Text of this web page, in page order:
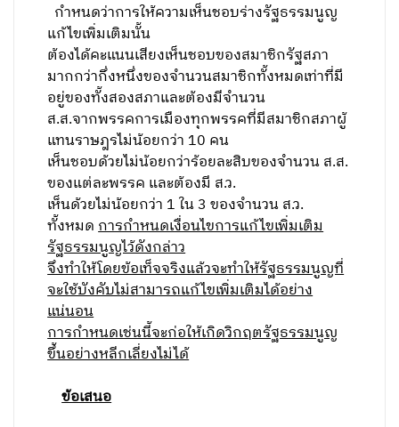
กำหนดว่าการให้ความเห็นชอบร่างรัฐธรรมนูญ
แก้ไขเพิ่มเติมนั้น
ต้องได้คะแนนเสียงเห็นชอบของสมาชิกรัฐสภา
มากกว่ากึ่งหนึ่งของจำนวนสมาชิกทั้งหมดเท่าที่มี
อยู่ของทั้งสองสภาและต้องมีจำนวน
ส.ส.จากพรรคการเมืองทุกพรรคที่มีสมาชิกสภาผู้
แทนราษฎรไม่น้อยกว่า 10 คน
เห็นชอบด้วยไม่น้อยกว่าร้อยละสิบของจำนวน ส.ส.
ของแต่ละพรรค และต้องมี ส.ว.
เห็นด้วยไม่น้อยกว่า 1 ใน 3 ของจำนวน ส.ว.
ทั้งหมดการกำหนดเงื่อนไขการแก้ไขเพิ่มเติม
รัฐธรรมนูญไว้ดังกล่าว
จึงทำให้โดยข้อเท็จจริงแล้วจะทำให้รัฐธรรมนูญที่
จะใช้บังคับไม่สามารถแก้ไขเพิ่มเติมได้อย่าง
แน่นอน
การกำหนดเช่นนี้จะก่อให้เกิดวิกฤตรัฐธรรมนูญ
ขึ้นอย่างหลีกเลี่ยงไม่ได้
ข้อเสนอ